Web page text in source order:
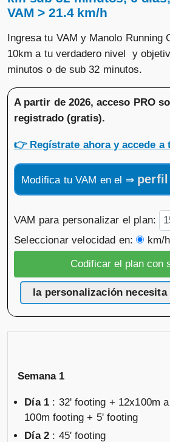
VAM > 21.4 km/h
Ingresa tu VAM y Manolo Running
10km a tu verdadero nivel y
minutos o de sub 32 minutos.
A partir de 2026, acceso PRO
registrado (gratis).
👉 Regístrate ahora y accede a
Modifica tu VAM en el ⇒
VAM para personalizar el plan:
Seleccionar velocidad en:
km/h
la personalización necesita
Semana 1
Día 1 : 32' footing + 12x100m
100m footing + 5' footing
Día 2 : 45' footing